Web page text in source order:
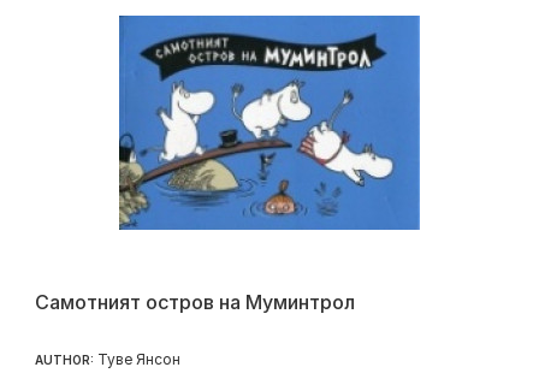
Самотният остров на Муминтрол
AUTHOR: Туве Янсон